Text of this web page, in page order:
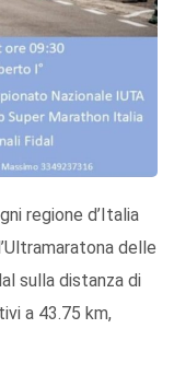
regione d’Italia
delle
sulla distanza di
a 43.75 km,